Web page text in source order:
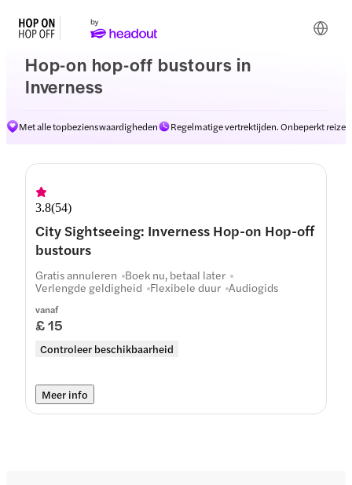
Hop-on hop-off bustours in
Inverness
Met alle topbezienswaardigheden Regelmatige vertrektijden. Onbeperkt reizen
Routes
3.8(54)
City Sightseeing: Inverness Hop-on Hop-off
bustours
vanaf
£ 15
Controleer beschikbaarheid
Gratis annuleren Boek nu, betaal later
Verlengde geldigheid Flexibele duur Audiogids
Meer info